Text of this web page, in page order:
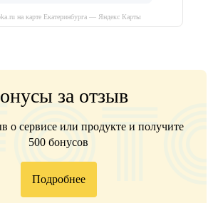
на карте Екатеринбурга — Яндекс Карты
за отзыв
о сервисе или продукте и получите
500 бонусов
Подробнее